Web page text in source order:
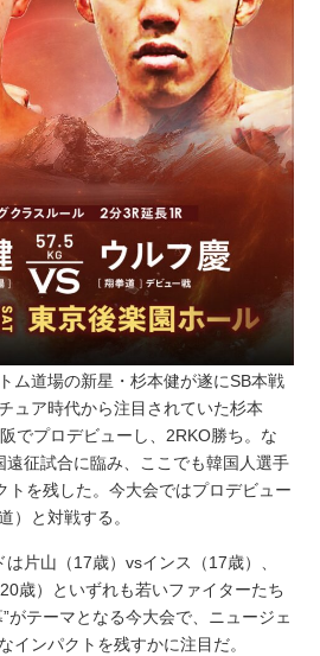
ム道場の新星・杉本健が遂にSB本戦
ュア時代から注目されていた杉本
でプロデビューし、2RKO勝ち。な
遠征試合に臨み、ここでも韓国人選手
トを残した。今大会ではプロデビュー
）と対戦する。
片山（17歳）vsインス（17歳）、
歳）といずれも若いファイターたち
がテーマとなる今大会で、ニュージェ
インパクトを残すかに注目だ。